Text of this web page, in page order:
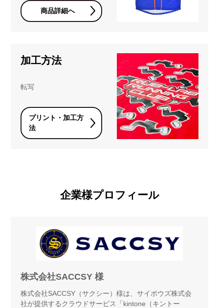
商品詳細へ
加工方法
転写
プリント・加工方
法
企業様プロフィール
株式会社SACCSY 様
株式会社SACCSY（サクシー）様は、サイボウズ株式会
社が提供するクラウドサービス「kintone（キントー